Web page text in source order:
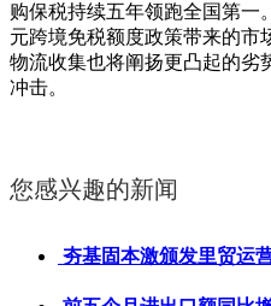
购保税持续五年领跑全国第一
元跨境免税额度政策带来的市
物流收集也将阐扬更凸起的劣
冲击。
您感兴趣的新闻
夯基固本激颁发里贸运